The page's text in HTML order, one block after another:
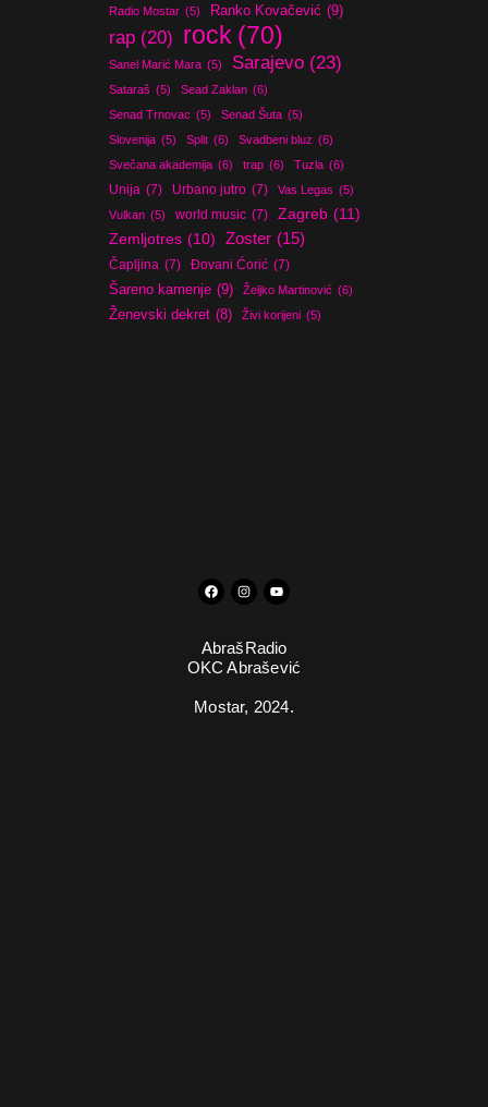
Radio Mostar (5) Ranko Kovačević (9)
rap (20) rock (70)
Sanel Marić Mara (5) Sarajevo (23)
Sataraš (5) Sead Zaklan (6)
Senad Trnovac (5) Senad Šuta (5)
Slovenija (5) Split (6) Svadbeni bluz (6)
Svečana akademija (6) trap (6) Tuzla (6)
Unija (7) Urbano jutro (7) Vas Legas (5)
Vulkan (5) world music (7) Zagreb (11)
Zemljotres (10) Zoster (15)
Čapljina (7) Đovani Ćorić (7)
Šareno kamenje (9) Željko Martinović (6)
Ženevski dekret (8) Živi korijeni (5)
AbrašRadio
OKC Abrašević
Mostar, 2024.